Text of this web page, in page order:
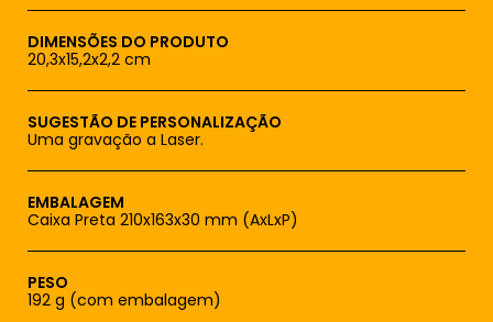
DIMENSÕES DO PRODUTO
20,3x15,2x2,2 cm
SUGESTÃO DE PERSONALIZAÇÃO
Uma gravação a Laser.
EMBALAGEM
Caixa Preta 210x163x30 mm (AxLxP)
PESO
192 g (com embalagem)